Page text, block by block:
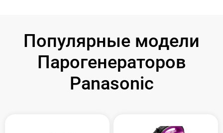
Популярные модели
Парогенераторов
Panasonic